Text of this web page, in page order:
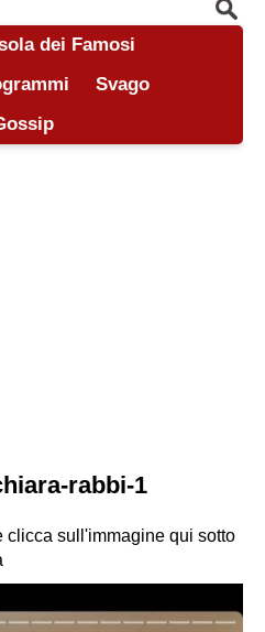
dei Famosi
Svago
rabbi-1
clicca sull'immagine qui sotto